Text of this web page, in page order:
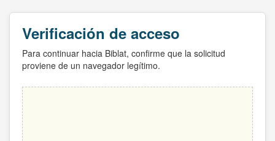
Verificación de acceso
Para continuar hacia Biblat, confirme que la solicitud
proviene de un navegador legítimo.